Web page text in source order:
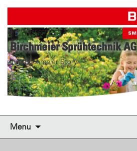
Birchmeier Sprühtechnik AG
Ihre Birchmeier Story
birchmeier.com
Menu